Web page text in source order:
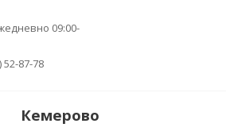
09:00-
52-87-78
Кемерово